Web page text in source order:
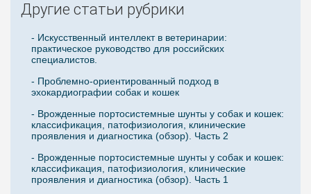
Другие статьи рубрики
- Искусственный интеллект в ветеринарии:
практическое руководство для российских
специалистов.
- Проблемно-ориентированный подход в
эхокардиографии собак и кошек
- Врожденные портосистемные шунты у собак и кошек:
классификация, патофизиология, клинические
проявления и диагностика (обзор). Часть 2
- Врожденные портосистемные шунты у собак и кошек:
классификация, патофизиология, клинические
проявления и диагностика (обзор). Часть 1